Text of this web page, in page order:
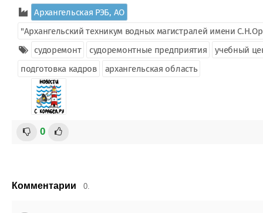
Архангельская РЭБ, АО
"Архангельский техникум водных магистралей имени
судоремонт
судоремонтные предприятия
учебный
подготовка кадров
архангельская область
0
Комментарии 0.